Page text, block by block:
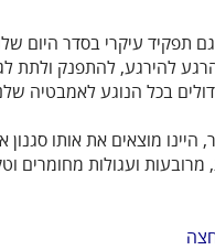
תפקיד עיקרי בסדר היום
להירגע, להתפנק ולתת
בכל הנוגע לאמבטיה
מוצאים את אותו
ועגולות מחומרים